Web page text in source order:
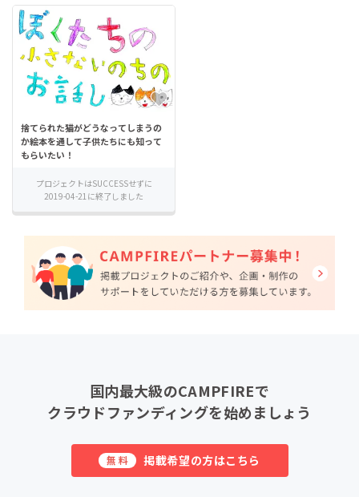
捨てられた猫がどうなってしまうの
か絵本を通して子供たちにも知って
もらいたい！
プロジェクトはSUCCESSせずに
2019-04-21に終了しました
国内最大級のCAMPFIREで
クラウドファンディングを始めましょう
無料 掲載希望の方はこちら